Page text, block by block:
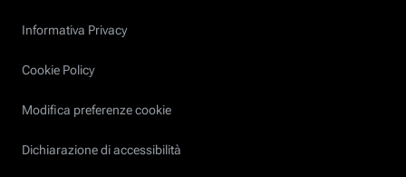
Informativa Privacy
Cookie Policy
Modifica preferenze cookie
Dichiarazione di accessibilità